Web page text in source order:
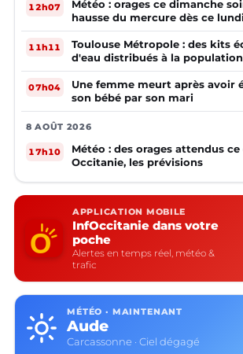
12h07
Météo : orages ce dimanche
hausse du mercure dès ce
11h11
Toulouse Métropole : des kits
d'eau distribués à la population
07h04
Une femme meurt après avoir
son bébé par son mari
8 AOÛT 2026
17h10
Météo : des orages attendus
Occitanie, les prévisions
APPLICATION MOBILE
InfOccitanie dans votre
poche
Alertes en temps réel, météo &
trafic
MÉTÉO · MAINTENANT
Aude
Carcassonne · Ciel dégagé